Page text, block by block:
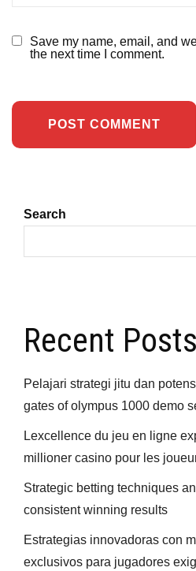
Save my name, email, and
the next time I comment.
Search
Recent Posts
Pelajari strategi jitu dan
gates of olympus 1000 demo
Lexcellence du jeu en ligne
millioner casino pour les
Strategic betting techniques
consistent winning results
Estrategias innovadoras con
exclusivos para jugadores